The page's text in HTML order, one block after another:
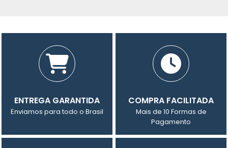
ENTREGA GARANTIDA
Enviamos para todo o Brasil
COMPRA FACILITADA
Mais de 10 Formas de
Pagamento